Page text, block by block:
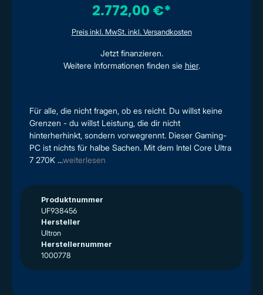
Für alle, die nicht fragen, ob es reicht. Du willst keine
Grenzen - du willst Leistung, die dir nicht
hinterherhinkt, sondern vorwegrennt. Dieser Gaming-
PC ist nichts für halbe Sachen. Mit dem Intel Core Ultra
7 270K ...weiterlesen
Produktnummer
UF938456
Hersteller
Ultron
Herstellernummer
1000778
2.772,00 €*
Preis inkl. MwSt. inkl. Versandkosten
Jetzt finanzieren.
Weitere Informationen finden sie hier.